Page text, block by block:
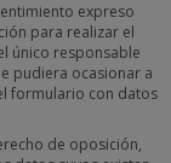
expreso
para realizar el
único responsable
pudiera ocasionar a
formulario con datos
de oposición,